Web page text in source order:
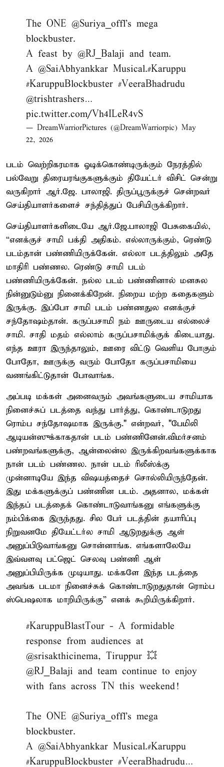
The ONE @Suriya_offl's mega
blockbuster.
A feast by @RJ_Balaji and team.
A @SaiAbhyankkar Musical.#Karuppu
#KaruppuBlockbuster #VeeraBhadrudu
@trishtrashers…
pic.twitter.com/Vh4ILeR4vS
— DreamWarriorPictures (@DreamWarriorpic) May
22, 2026
படம் வெற்றிகரமாக ஓடிக்கொண்டிருக்கும் நேரத்தில்
பல்வேறு திரையரங்குகளுக்கும் தியேட்டர் விசிட் சென்று
வருகிறார் ஆர்.ஜே. பாலாஜி. திருப்பூருக்குச் சென்றவர்
செய்தியாளர்களைச் சந்தித்துப் பேசியிருக்கிறார்.
செய்தியாளர்களிடையே ஆர்.ஜே.பாலாஜி பேசுகையில்,
“எனக்குச் சாமி பக்தி அதிகம். எல்லாருக்கும், ரெண்டு
படம்தான் பண்ணியிருக்கேன். எல்லா படத்திலும் அதே
மாதிரி பண்ணல. ரெண்டு சாமி படம்
பண்ணியிருக்கேன். நல்ல படம் பண்ணினால் மனசுல
நின்னுடும்னு நினைக்கிறேன். நிறைய மற்ற கதைகளும்
இருக்கு. இப்போ சாமி படம் பண்ணதுல எனக்குச்
சந்தோஷம்தான். கருப்பசாமி நம் ஊருடைய எல்லைச்
சாமி. சாதி மதம் எல்லாம் கருப்பசாமிக்குக் கிடையாது.
எந்த ஊரா இருந்தாலும், ஊரை விட்டு வெளிய போகும்
போதோ, ஊருக்கு வரும் போதோ கருப்பசாமியை
வணங்கிட்டுதான் போவாங்க.
அப்படி மக்கள் அனைவரும் அவங்களுடைய சாமியாக
நினைச்சுப் படத்தை வந்து பார்த்து, கொண்டாடுறது
ரொம்ப சந்தோஷமாக இருக்கு." என்றவர், "பேமிலி
ஆடியன்ஸுக்காகதான் படம் பண்ணினேன்.விமர்சனம்
பண்றவங்களுக்கு, ஆன்லைன்ல இருக்கிறவங்களுக்காக
நான் படம் பண்ணல. நான் படம் ரிலீஸ்க்கு
முன்னாடியே இந்த விஷயத்தைச் சொல்லியிருந்தேன்.
இது மக்களுக்குப் பண்ணின படம். அதனால, மக்கள்
இந்தப் படத்தைக் கொண்டாடுவாங்கனு எங்களுக்கு
நம்பிக்கை இருந்தது. சில பேர் படத்தின் தயாரிப்பு
நிறுவனமே தியேட்டர்ல சாமி ஆடுறதுக்கு ஆள்
அனுப்பிடுவாங்கனு சொன்னாங்க. எங்களாலேயே
இவ்வளவு பட்ஜெட் செலவு பண்ணி ஆள்
அனுப்பியிருக்க முடியாது. மக்களே இந்த படத்தை
அவங்க படமா நினைச்சுக் கொண்டாடுறதுதான் ரொம்ப
ஸ்பெஷலாக மாறியிருக்கு” எனக் கூறியிருக்கிறார்.
#KaruppuBlastTour - A formidable
response from audiences at
@srisakthicinema, Tiruppur 💥
@RJ_Balaji and team continue to enjoy
with fans across TN this weekend!
The ONE @Suriya_offl's mega
blockbuster.
A @SaiAbhyankkar Musical.#Karuppu
#KaruppuBlockbuster #VeeraBhadrudu…